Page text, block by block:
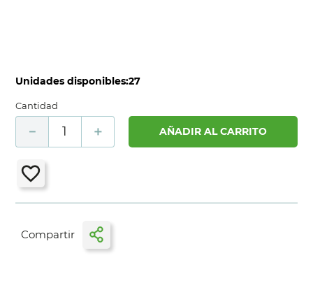
Unidades disponibles:27
Cantidad
＋
－ AÑADIR AL CARRITO